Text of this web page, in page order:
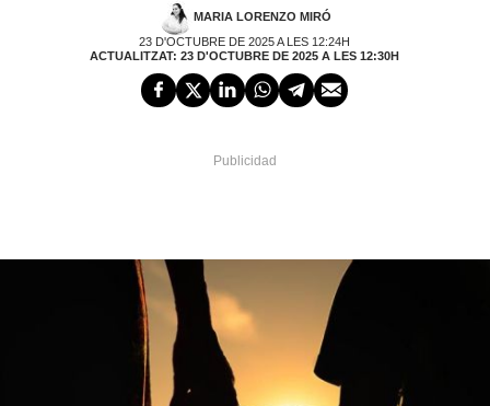
MARIA LORENZO MIRÓ
23 D'OCTUBRE DE 2025 A LES 12:24H
ACTUALITZAT: 23 D'OCTUBRE DE 2025 A LES 12:30H